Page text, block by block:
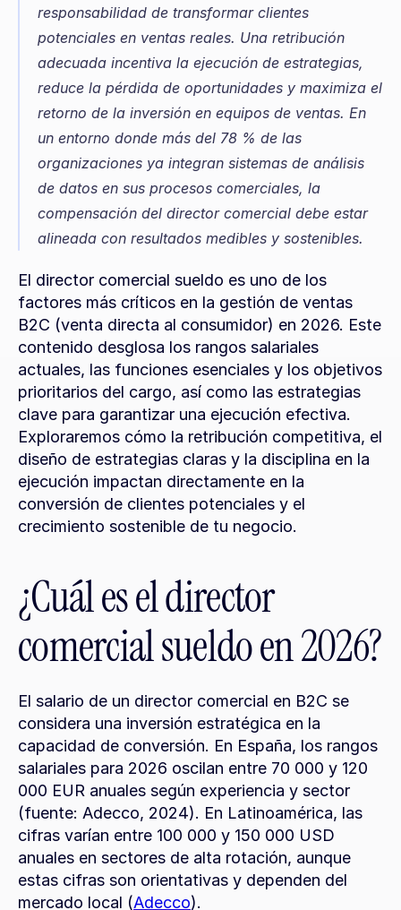
responsabilidad de transformar clientes
potenciales en ventas reales. Una retribución
adecuada incentiva la ejecución de estrategias,
reduce la pérdida de oportunidades y maximiza el
retorno de la inversión en equipos de ventas. En
un entorno donde más del 78 % de las
organizaciones ya integran sistemas de análisis
de datos en sus procesos comerciales, la
compensación del director comercial debe estar
alineada con resultados medibles y sostenibles.
El director comercial sueldo es uno de los
factores más críticos en la gestión de ventas
B2C (venta directa al consumidor) en 2026. Este
contenido desglosa los rangos salariales
actuales, las funciones esenciales y los objetivos
prioritarios del cargo, así como las estrategias
clave para garantizar una ejecución efectiva.
Exploraremos cómo la retribución competitiva, el
diseño de estrategias claras y la disciplina en la
ejecución impactan directamente en la
conversión de clientes potenciales y el
crecimiento sostenible de tu negocio.
¿Cuál es el director
comercial sueldo en 2026?
El salario de un director comercial en B2C se
considera una inversión estratégica en la
capacidad de conversión. En España, los rangos
salariales para 2026 oscilan entre 70 000 y 120
000 EUR anuales según experiencia y sector
(fuente: Adecco, 2024). En Latinoamérica, las
cifras varían entre 100 000 y 150 000 USD
anuales en sectores de alta rotación, aunque
estas cifras son orientativas y dependen del
mercado local (Adecco).